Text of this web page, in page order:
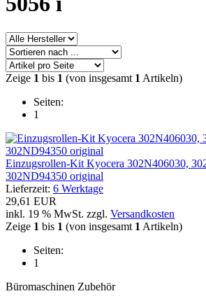
Zeige 1 bis 1 (von insgesamt 1 Artikeln)
Seiten:
1
Einzugsrollen-Kit Kyocera 302N406030,
302ND94350 original
Lieferzeit: 6 Werktage
29,61 EUR
inkl. 19 % MwSt. zzgl. Versandkosten
Zeige 1 bis 1 (von insgesamt 1 Artikeln)
Seiten:
1
Büromaschinen Zubehör